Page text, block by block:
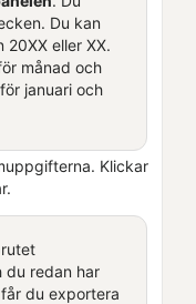
Du kan
eller XX.
månad och
januari och
Klickar
du redan har
du exportera